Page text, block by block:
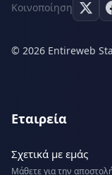
Κοινοποίηση
© 2026 Entireweb
Εταιρεία
Σχετικά με εμάς
Μάθετε για την